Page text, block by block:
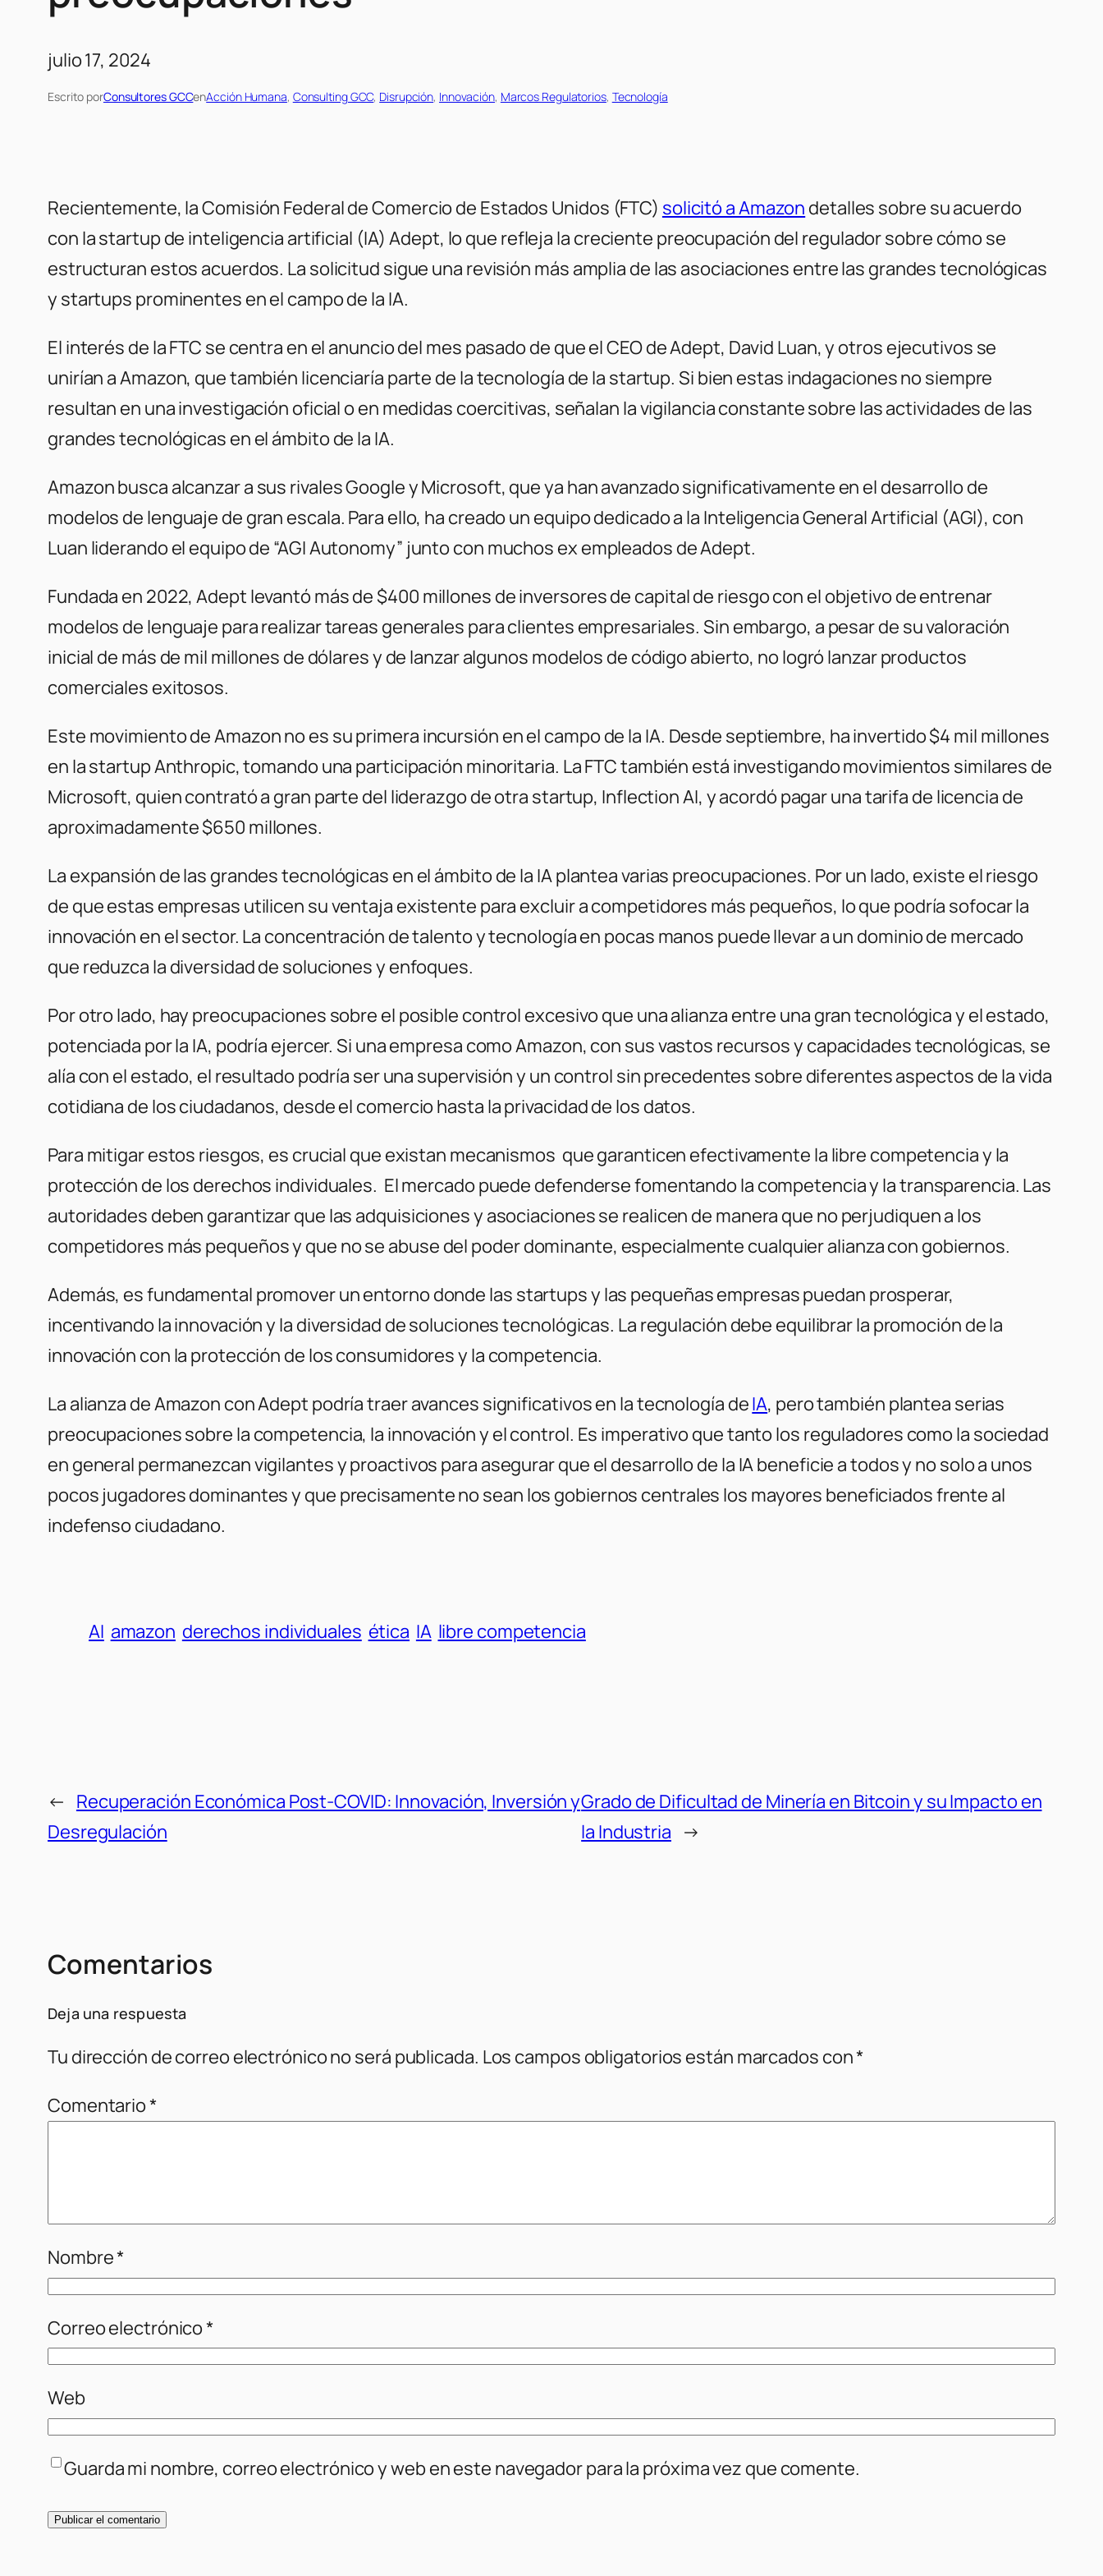
julio 17, 2024
Escrito porConsultores GCCenAcción Humana, Consulting GCC, Disrupción, Innovación, Marcos Regulatorios, Tecnología
Recientemente, la Comisión Federal de Comercio de Estados Unidos (FTC) solicitó a Amazon detalles sobre su acuerdo
con la startup de inteligencia artificial (IA) Adept, lo que refleja la creciente preocupación del regulador sobre cómo se
estructuran estos acuerdos. La solicitud sigue una revisión más amplia de las asociaciones entre las grandes tecnológicas
y startups prominentes en el campo de la IA.
El interés de la FTC se centra en el anuncio del mes pasado de que el CEO de Adept, David Luan, y otros ejecutivos se
unirían a Amazon, que también licenciaría parte de la tecnología de la startup. Si bien estas indagaciones no siempre
resultan en una investigación oficial o en medidas coercitivas, señalan la vigilancia constante sobre las actividades de las
grandes tecnológicas en el ámbito de la IA.
Amazon busca alcanzar a sus rivales Google y Microsoft, que ya han avanzado significativamente en el desarrollo de
modelos de lenguaje de gran escala. Para ello, ha creado un equipo dedicado a la Inteligencia General Artificial (AGI), con
Luan liderando el equipo de “AGI Autonomy” junto con muchos ex empleados de Adept.
Fundada en 2022, Adept levantó más de $400 millones de inversores de capital de riesgo con el objetivo de entrenar
modelos de lenguaje para realizar tareas generales para clientes empresariales. Sin embargo, a pesar de su valoración
inicial de más de mil millones de dólares y de lanzar algunos modelos de código abierto, no logró lanzar productos
comerciales exitosos.
Este movimiento de Amazon no es su primera incursión en el campo de la IA. Desde septiembre, ha invertido $4 mil millones
en la startup Anthropic, tomando una participación minoritaria. La FTC también está investigando movimientos similares de
Microsoft, quien contrató a gran parte del liderazgo de otra startup, Inflection AI, y acordó pagar una tarifa de licencia de
aproximadamente $650 millones.
La expansión de las grandes tecnológicas en el ámbito de la IA plantea varias preocupaciones. Por un lado, existe el riesgo
de que estas empresas utilicen su ventaja existente para excluir a competidores más pequeños, lo que podría sofocar la
innovación en el sector. La concentración de talento y tecnología en pocas manos puede llevar a un dominio de mercado
que reduzca la diversidad de soluciones y enfoques.
Por otro lado, hay preocupaciones sobre el posible control excesivo que una alianza entre una gran tecnológica y el estado,
potenciada por la IA, podría ejercer. Si una empresa como Amazon, con sus vastos recursos y capacidades tecnológicas, se
alía con el estado, el resultado podría ser una supervisión y un control sin precedentes sobre diferentes aspectos de la vida
cotidiana de los ciudadanos, desde el comercio hasta la privacidad de los datos.
Para mitigar estos riesgos, es crucial que existan mecanismos que garanticen efectivamente la libre competencia y la
protección de los derechos individuales. El mercado puede defenderse fomentando la competencia y la transparencia. Las
autoridades deben garantizar que las adquisiciones y asociaciones se realicen de manera que no perjudiquen a los
competidores más pequeños y que no se abuse del poder dominante, especialmente cualquier alianza con gobiernos.
Además, es fundamental promover un entorno donde las startups y las pequeñas empresas puedan prosperar,
incentivando la innovación y la diversidad de soluciones tecnológicas. La regulación debe equilibrar la promoción de la
innovación con la protección de los consumidores y la competencia.
La alianza de Amazon con Adept podría traer avances significativos en la tecnología deIA, pero también plantea serias
preocupaciones sobre la competencia, la innovación y el control. Es imperativo que tanto los reguladores como la sociedad
en general permanezcan vigilantes y proactivos para asegurar que el desarrollo de la IA beneficie a todos y no solo a unos
pocos jugadores dominantes y que precisamente no sean los gobiernos centrales los mayores beneficiados frente al
indefenso ciudadano.
AI amazon derechos individuales ética IA libre competencia
← Recuperación Económica Post-COVID: Innovación, Inversión y
Desregulación
Grado de Dificultad de Minería en Bitcoin y su Impacto en
la Industria →
Comentarios
Deja una respuesta
Tu dirección de correo electrónico no será publicada. Los campos obligatorios están marcados con*
Comentario*
Nombre*
Correo electrónico*
Web
Guarda mi nombre, correo electrónico y web en este navegador para la próxima vez que comente.